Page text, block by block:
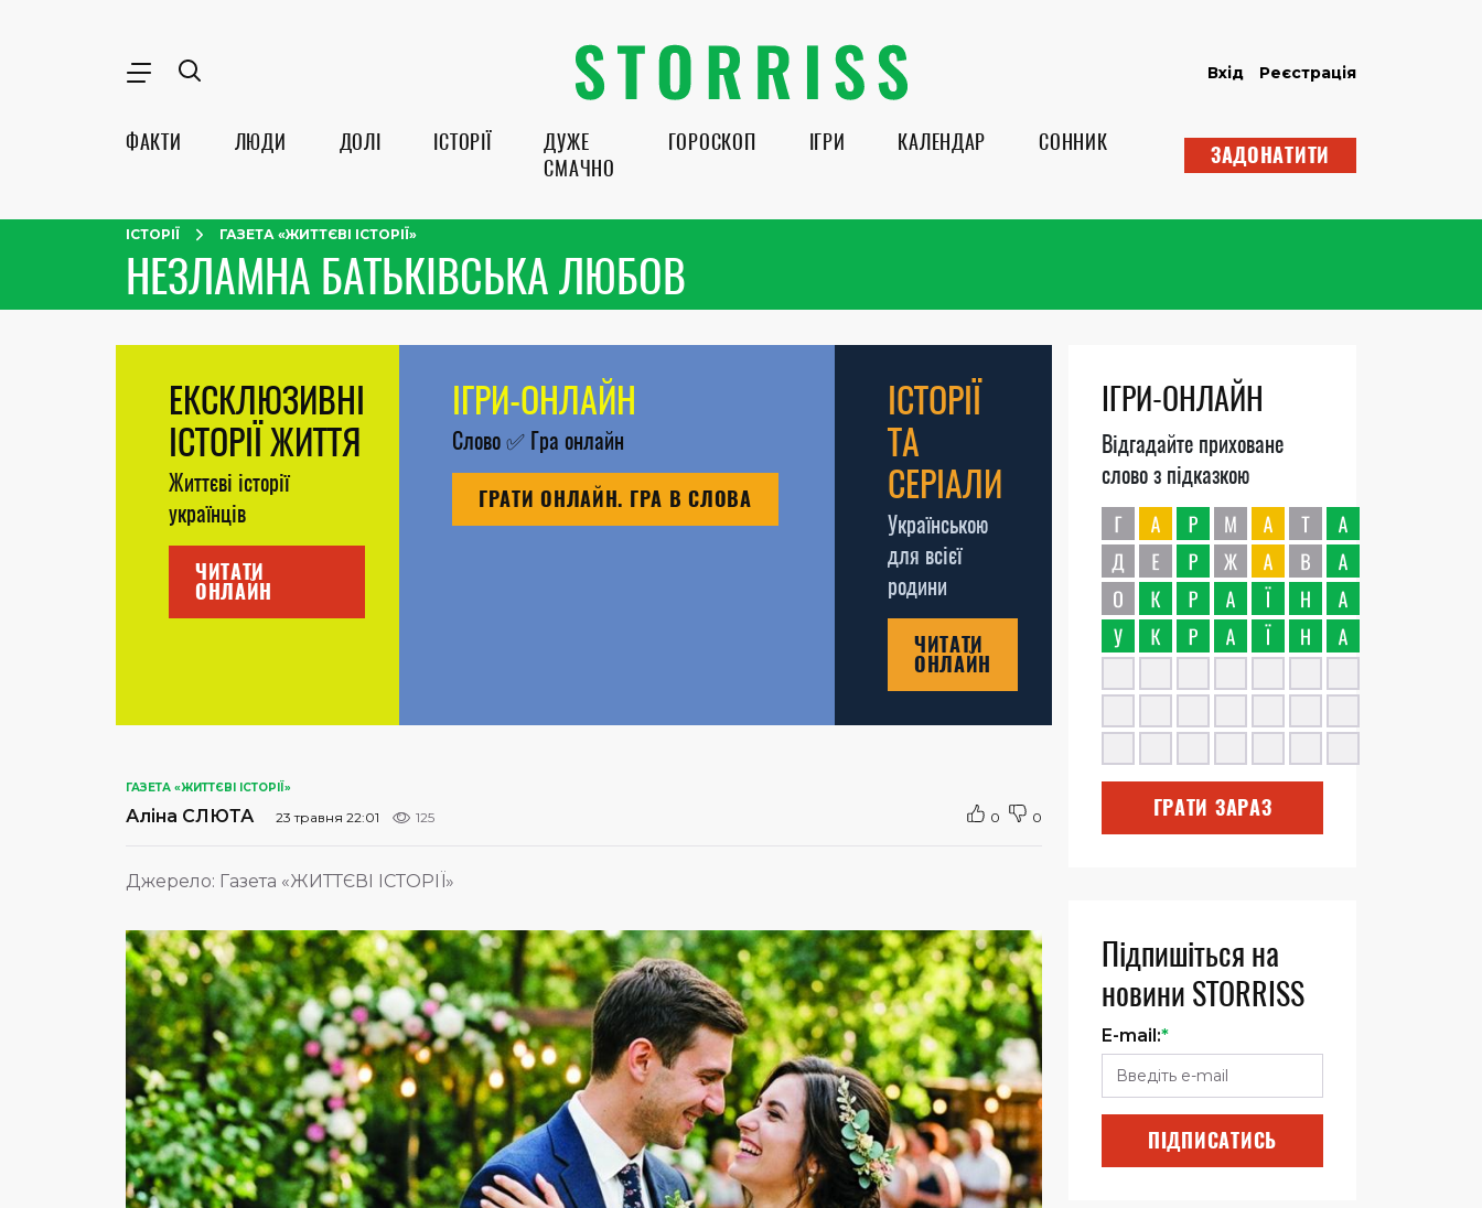
Вхід Реєстрація
ФАКТИ ЛЮДИ ДОЛІ ІСТОРІЇ
ДУЖЕ
СМАЧНО
ГОРОСКОП ІГРИ КАЛЕНДАР СОННИК ЗАДОНАТИТИ
ІСТОРІЇ ГАЗЕТА «ЖИТТЄВІ ІСТОРІЇ»
НЕЗЛАМНА БАТЬКІВСЬКА ЛЮБОВ
ЕКСКЛЮЗИВНІ
ІСТОРІЇ ЖИТТЯ
Життєві історії
українців
ЧИТАТИ
ОНЛАЙН
ІГРИ-ОНЛАЙН
Слово✅Гра онлайн
ГРАТИ ОНЛАЙН. ГРА В СЛОВА
ІСТОРІЇ
ТА
СЕРІАЛИ
Українською
для всієї
родини
ЧИТАТИ
ОНЛАЙН
ГАЗЕТА «ЖИТТЄВІ ІСТОРІЇ»
Аліна СЛЮТА 23 травня 22:01 125 0 0
Джерело: Газета «ЖИТТЄВІ ІСТОРІЇ»
ІГРИ-ОНЛАЙН
Відгадайте приховане
слово з підказкою
ГРАТИ ЗАРАЗ
Підпишіться на
новини STORRISS
E-mail:*
ПІДПИСАТИСЬ